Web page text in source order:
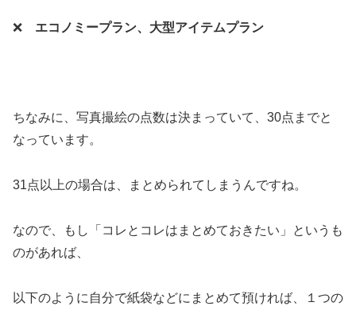
❌ エコノミープラン、大型アイテムプラン
ちなみに、写真撮絵の点数は決まっていて、30点までと
なっています。
31点以上の場合は、まとめられてしまうんですね。
なので、もし「コレとコレはまとめておきたい」というも
のがあれば、
以下のように自分で紙袋などにまとめて預ければ、１つの